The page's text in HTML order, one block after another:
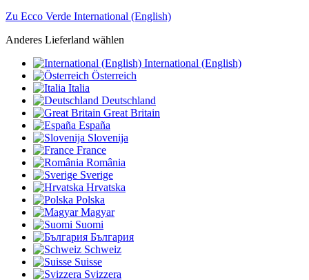
Zu Ecco Verde International (English)
Anderes Lieferland wählen
International (English)
Österreich
Italia
Deutschland
Great Britain
España
Slovenija
France
România
Sverige
Hrvatska
Polska
Magyar
Suomi
България
Schweiz
Suisse
Svizzera